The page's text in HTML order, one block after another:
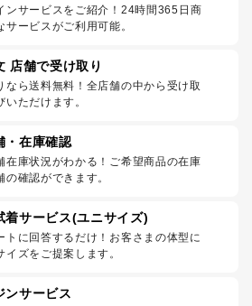
ンサービスをご紹介！24時間365日商
サービスがご利用可能。
店舗で受け取り
なら送料無料！全店舗の中から受け取
いただけます。
・在庫確認
在庫状況がわかる！ご希望商品の在庫
確認ができます。
着サービス(ユニサイズ)
トに回答するだけ！お客さまの体型に
イズをご提案します。
ンサービス